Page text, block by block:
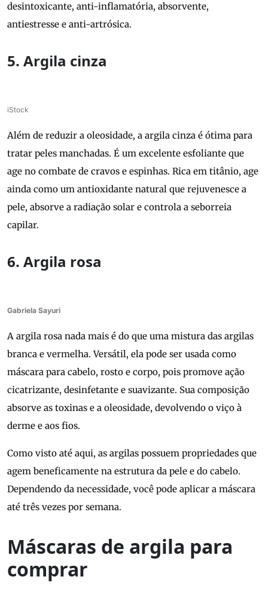
desintoxicante, anti-inflamatória, absorvente,
antiestresse e anti-artrósica.
5. Argila cinza
iStock
Além de reduzir a oleosidade, a argila cinza é ótima para
tratar peles manchadas. É um excelente esfoliante que
age no combate de cravos e espinhas. Rica em titânio, age
ainda como um antioxidante natural que rejuvenesce a
pele, absorve a radiação solar e controla a seborreia
capilar.
6. Argila rosa
Gabriela Sayuri
A argila rosa nada mais é do que uma mistura das argilas
branca e vermelha. Versátil, ela pode ser usada como
máscara para cabelo, rosto e corpo, pois promove ação
cicatrizante, desinfetante e suavizante. Sua composição
absorve as toxinas e a oleosidade, devolvendo o viço à
derme e aos fios.
Como visto até aqui, as argilas possuem propriedades que
agem beneficamente na estrutura da pele e do cabelo.
Dependendo da necessidade, você pode aplicar a máscara
até três vezes por semana.
Máscaras de argila para
comprar